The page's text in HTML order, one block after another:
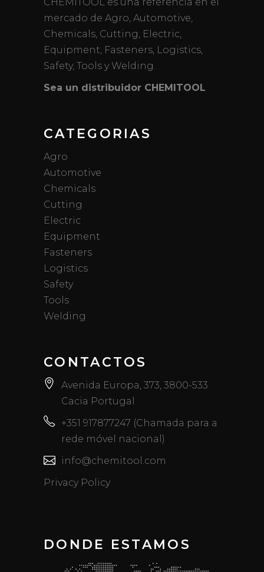
mercado de Agro, Automotive,
Chemicals, Cutting, Electric,
Equipment, Fasteners, Logistics,
Safety, Tools y Welding.
Sea un distribuidor CHEMITOOL
CATEGORIAS
Agro
Automotive
Chemicals
Cutting
Electric
Equipment
Fasteners
Logistics
Safety
Tools
Welding
CONTACTOS
Avenida Europa, 373, 3800-533
Cacia Portugal
+351 917877247 (Chamada para a
rede móvel nacional)
info@chemitool.com
Privacy Policy
DONDE ESTAMOS